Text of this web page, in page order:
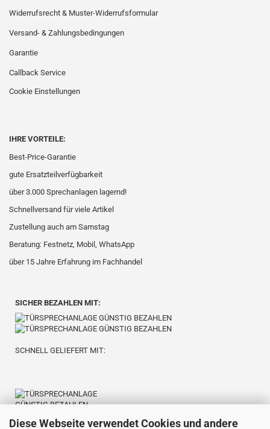
Diese Webseite verwendet Cookies und andere
Widerrufsrecht & Muster-Widerrufsformular
Versand- & Zahlungsbedingungen
Garantie
Callback Service
Cookie Einstellungen
IHRE VORTEILE:
Best-Price-Garantie
gute Ersatzteilverfügbarkeit
über 3.000 Sprechanlagen lagernd!
Schnellversand für viele Artikel
Zustellung auch am Samstag
Beratung: Festnetz, Mobil, WhatsApp
über 15 Jahre Erfahrung im Fachhandel
SICHER BEZAHLEN MIT:
SCHNELL GELIEFERT MIT: